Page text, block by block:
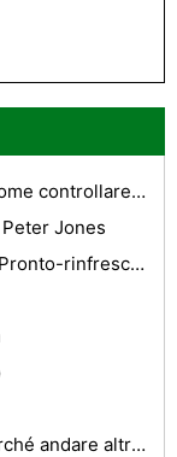
Battere i truffatori di auto usate - Come controllare la macchina che si desidera è legit
Jones
Aeroporto di Bari Autonoleggio Da Pronto-rinfrescante esperienza di viaggio
Assicurazione auto online Info - perché andare altrove mai più